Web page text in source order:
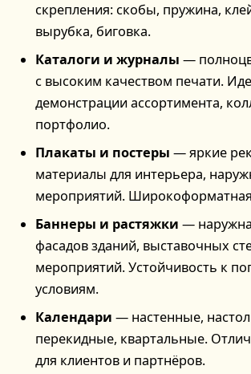
скрепления: скобы, пружина,
вырубка, биговка.
Каталоги и журналы —
с высоким качеством печати.
демонстрации ассортимента,
портфолио.
Плакаты и постеры — яркие
материалы для интерьера,
мероприятий.
Баннеры и растяжки —
фасадов зданий, выставочных
мероприятий. Устойчивость к
условиям.
Календари — настенные,
перекидные, квартальные.
для клиентов и партнёров.